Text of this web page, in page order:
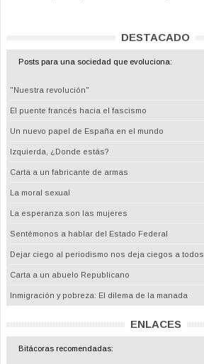
DESTACADO
Posts para una sociedad que evoluciona:
"Nuestra revolución"
El puente francés hacia el fascismo
Un nuevo papel de España en el mundo
Izquierda, ¿Donde estás?
Carta a un fabricante de armas
La moral sexual
La esperanza son las mujeres
Sentémonos a hablar del Estado Federal
Dejar ciego al periodismo nos deja ciegos a todos
Carta a un abuelo Republicano
Inmigración y pobreza: El dilema de la manada
ENLACES
Bitácoras recomendadas: